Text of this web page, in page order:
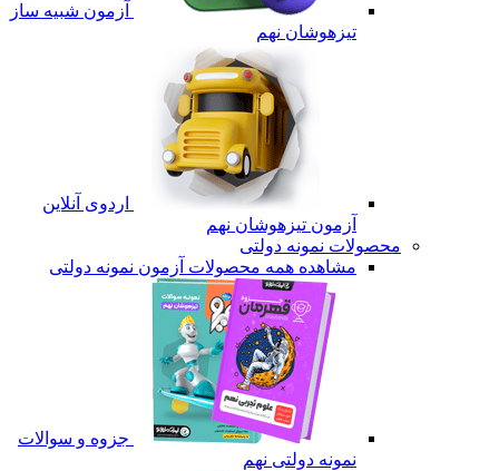
آزمون شبیه ساز
تیزهوشان نهم
اردوی آنلاین
آزمون تیزهوشان نهم
محصولات نمونه دولتی
مشاهده همه محصولات آزمون نمونه دولتی
جزوه و سوالات
نمونه دولتی نهم